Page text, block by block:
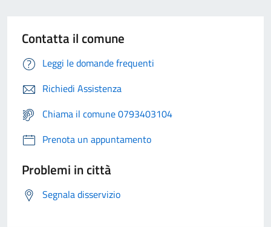
Contatta il comune
Leggi le domande frequenti
Richiedi Assistenza
Chiama il comune 0793403104
Prenota un appuntamento
Problemi in città
Segnala disservizio